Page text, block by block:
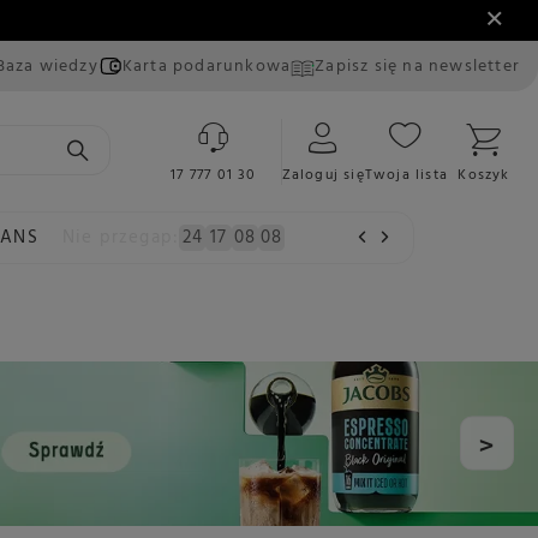
wiedzy Karta podarunkowa Zapisz się na newsletter
17 777 01 30 Zaloguj sięTwoja lista Koszyk
24 17 08 08
>